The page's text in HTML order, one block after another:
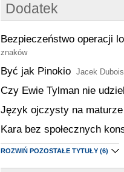
Dodatek
Bezpieczeństwo operacji
znaków
Być jak Pinokio Jacek
Czy Ewie Tylman nie
Język ojczysty na
Kara bez społecznych
ROZWIŃ POZOSTAŁE TYTUŁY (6)